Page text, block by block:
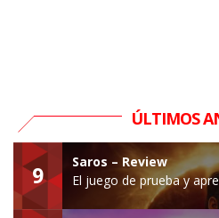
ÚLTIMOS
9
Saros – Review
El juego de prueba y